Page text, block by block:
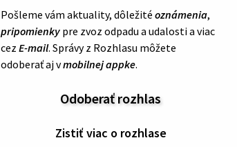
Pošleme vám aktuality, dôležité oznámenia,
pripomienky pre zvoz odpadu a udalosti a viac
cez E-mail. Správy z Rozhlasu môžete
odoberať aj vmobilnej appke.
Odoberať rozhlas
Zistiť viac o rozhlase